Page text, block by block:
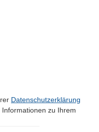
Datenschutzerklärung
zu Ihrem